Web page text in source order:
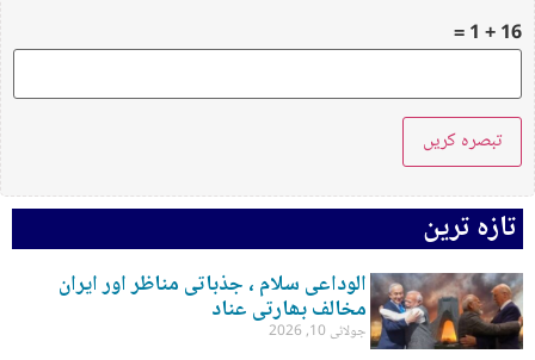
16 + 1 =
تازہ ترین
الوداعی سلام ، جذباتی مناظر اور ایران
مخالف بھارتی عناد
جولائی 10, 2026